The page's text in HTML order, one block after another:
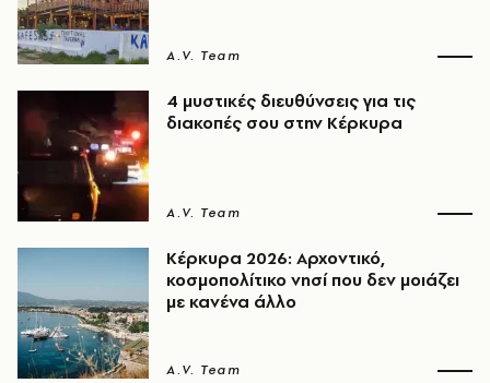
A.V. Team
4 μυστικές διευθύνσεις για τις
διακοπές σου στην Κέρκυρα
A.V. Team
Κέρκυρα 2026: Αρχοντικό,
κοσμοπολίτικο νησί που δεν μοιάζει
με κανένα άλλο
A.V. Team